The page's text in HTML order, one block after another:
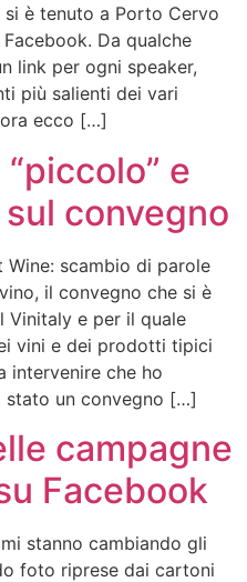
è tenuto a Porto Cervo
Da qualche
link per ogni speaker,
più salienti dei vari
ecco […]
e
convegno
scambio di parole
il convegno che si è
Vinitaly e per il quale
vini e dei prodotti tipici
intervenire che ho
un convegno […]
campagne
Facebook
stanno cambiando gli
foto riprese dai cartoni